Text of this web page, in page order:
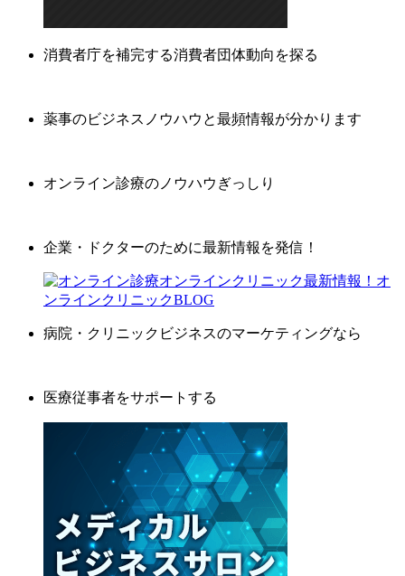
消費者庁を補完する消費者団体動向を探る
薬事のビジネスノウハウと最頻情報が分かります
オンライン診療のノウハウぎっしり
企業・ドクターのために最新情報を発信！
病院・クリニックビジネスのマーケティングなら
医療従事者をサポートする